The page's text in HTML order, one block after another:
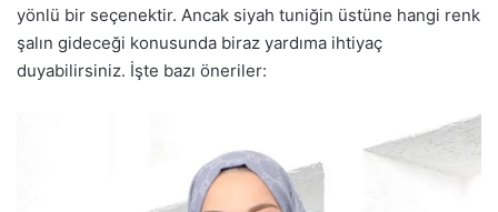
yönlü bir seçenektir. Ancak siyah tuniğin üstüne hangi renk
şalın gideceği konusunda biraz yardıma ihtiyaç
duyabilirsiniz. İşte bazı öneriler: